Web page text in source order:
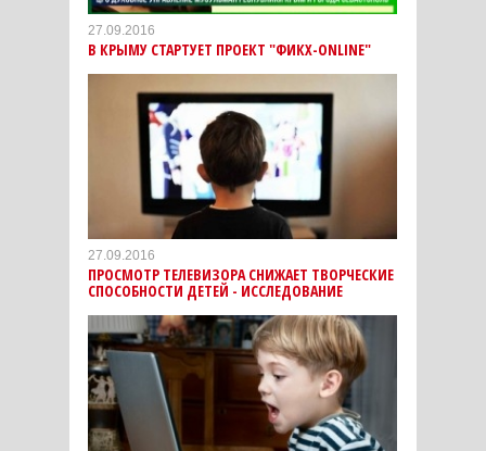
27.09.2016
В КРЫМУ СТАРТУЕТ ПРОЕКТ "ФИКХ-ONLINE"
27.09.2016
ПРОСМОТР ТЕЛЕВИЗОРА СНИЖАЕТ ТВОРЧЕСКИЕ
СПОСОБНОСТИ ДЕТЕЙ - ИССЛЕДОВАНИЕ